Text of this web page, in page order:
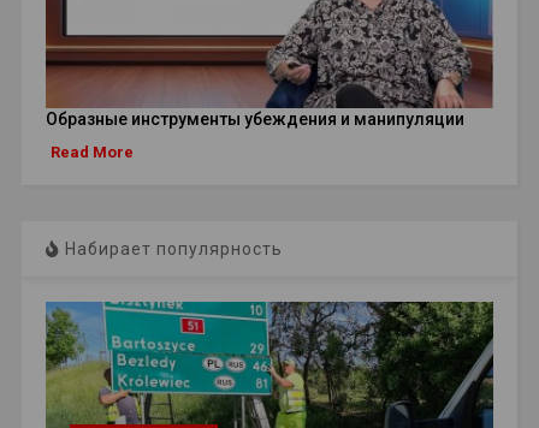
Образные инструменты убеждения и манипуляции
Read More
Набирает популярность